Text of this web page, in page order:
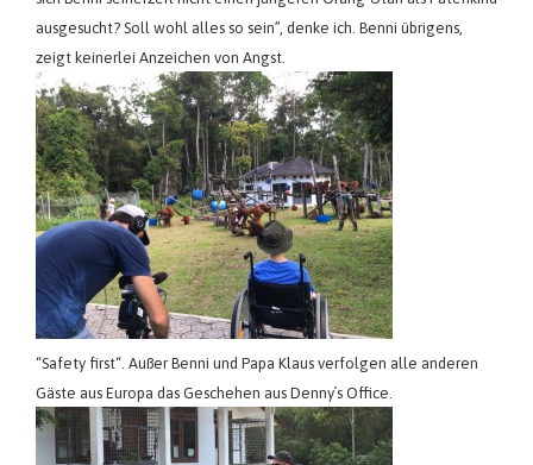
ausgesucht? Soll wohl alles so sein”, denke ich. Benni übrigens,
zeigt keinerlei Anzeichen von Angst.
“Safety first“. Außer Benni und Papa Klaus verfolgen alle anderen
Gäste aus Europa das Geschehen aus Denny´s Office.